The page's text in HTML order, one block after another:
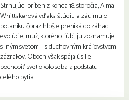
Strhujúci príbeh z konca 18. storočia, Alma
Whittakerová vďaka štúdiu a záujmu o
botaniku čoraz hlbšie preniká do záhad
evolúcie, muž, ktorého ľúbi, ju zoznamuje
s iným svetom – s duchovným kráľovstvom
zázrakov. Oboch však spája úsilie
pochopiť svet okolo seba a podstatu
celého bytia.